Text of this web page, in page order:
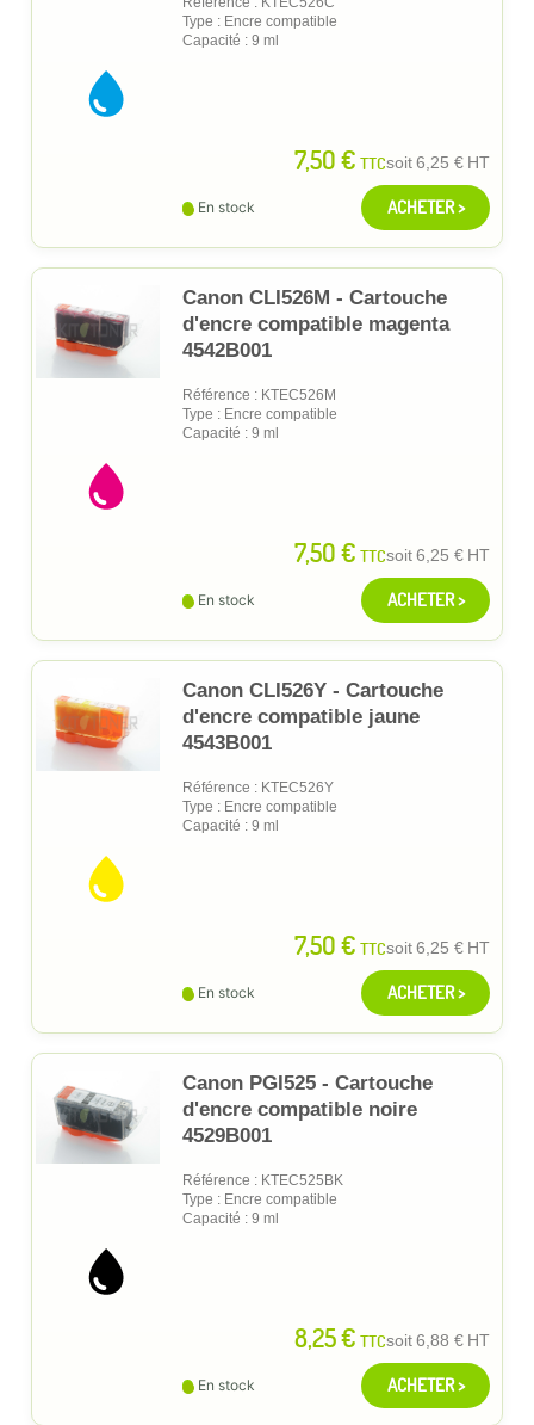
Type : Encre compatible
Capacité : 9 ml
7,50 € TTCsoit6,25 € HT
En stock ACHETER >
Canon CLI526M - Cartouche
d'encre compatible magenta
4542B001
Référence : KTEC526M
Type : Encre compatible
Capacité : 9 ml
7,50 € TTCsoit6,25 € HT
En stock ACHETER >
Canon CLI526Y - Cartouche
d'encre compatible jaune
4543B001
Référence : KTEC526Y
Type : Encre compatible
Capacité : 9 ml
7,50 € TTCsoit6,25 € HT
En stock ACHETER >
Canon PGI525 - Cartouche
d'encre compatible noire
4529B001
Référence : KTEC525BK
Type : Encre compatible
Capacité : 9 ml
8,25 € TTCsoit6,88 € HT
En stock ACHETER >